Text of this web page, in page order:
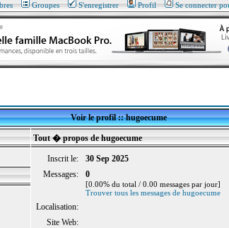
Groupes S'enregistrer Profil Se connecter
Voir le profil :: hugoecume
Tout � propos de hugoecume
Inscrit le:
30 Sep 2025
Messages:
0
[0.00% du total / 0.00 messages par jour]
Trouver tous les messages de hugoecume
Localisation:
Site Web: